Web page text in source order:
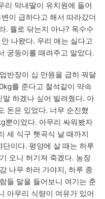
리 막내딸이 유치원에 들어
이 급하다고 해서 따라갔더
. 뭘로 닦는지 아나? 옥수수
나왔다. 우리 애는 싫다고
궁둥이를 때려주고 말았다.
반장이 십 만원을 급히 꿔달
를 준다고 철석같이 약속
하겠나 싶어 빌려줬다. 아
돈은 있었다. 너무 순진했
뿐이었다. 아무리 싸워봤자
세 식구 햇곡식 날 때까지
이다. 평양에 살 때는 하루
오니 허기져 죽겠다. 농장
나무 하러 가야지, 하루 종
들 말을 들어보니 여기는 춘
아무리 식량이 여유가 있어